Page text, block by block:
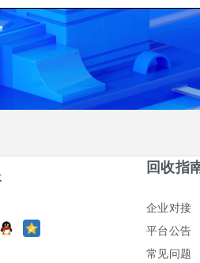
回收指
企业对接
平台公告
常见问题